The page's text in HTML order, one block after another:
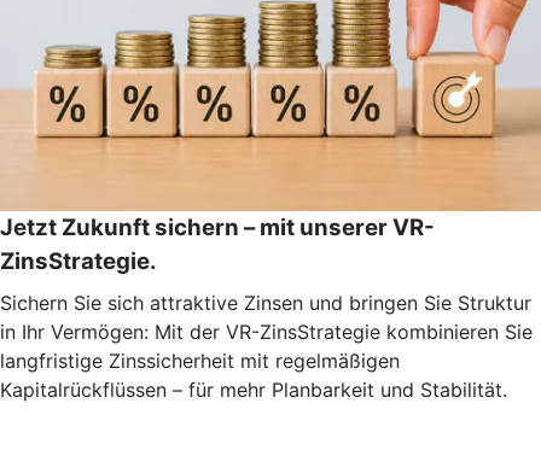
Jetzt Zukunft sichern – mit unserer VR-
ZinsStrategie.
Sichern Sie sich attraktive Zinsen und bringen Sie Struktur
in Ihr Vermögen: Mit der VR-ZinsStrategie kombinieren Sie
langfristige Zinssicherheit mit regelmäßigen
Kapitalrückflüssen – für mehr Planbarkeit und Stabilität.